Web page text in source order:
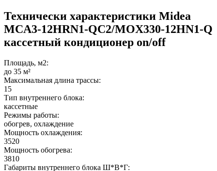
Технически характеристики Midea
MCA3-12HRN1-QC2/MOX330-12HN1-Q
кассетный кондиционер on/off
Площадь, м2:
до 35 м²
Максимальная длина трассы:
15
Тип внутреннего блока:
кассетные
Режимы работы:
обогрев, охлаждение
Мощность охлаждения:
3520
Мощность обогрева:
3810
Габариты внутреннего блока Ш*В*Г: